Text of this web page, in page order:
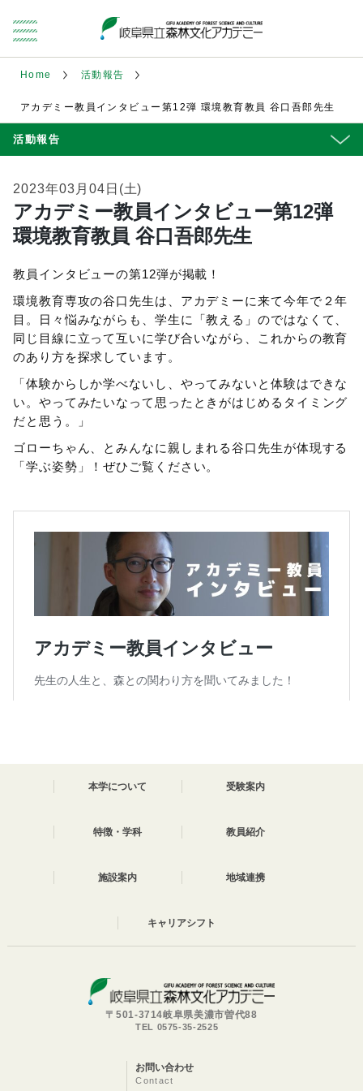
Home 活動報告
アカデミー教員インタビュー第12弾 環境教育教員 谷口吾郎先生
活動報告
2023年03月04日(土)
アカデミー教員インタビュー第12弾
環境教育教員 谷口吾郎先生
教員インタビューの第12弾が掲載！
環境教育専攻の谷口先生は、アカデミーに来て今年で２年
目。日々悩みながらも、学生に「教える」のではなくて、
同じ目線に立って互いに学び合いながら、これからの教育
のあり方を探求しています。
「体験からしか学べないし、やってみないと体験はできな
い。やってみたいなって思ったときがはじめるタイミング
だと思う。」
ゴローちゃん、とみんなに親しまれる谷口先生が体現する
「学ぶ姿勢」！ぜひご覧ください。
本学について 受験案内
特徴・学科 教員紹介
施設案内 地域連携
キャリアシフト
〒501-3714岐阜県美濃市曽代88
TEL 0575-35-2525
お問い合わせ
Contact